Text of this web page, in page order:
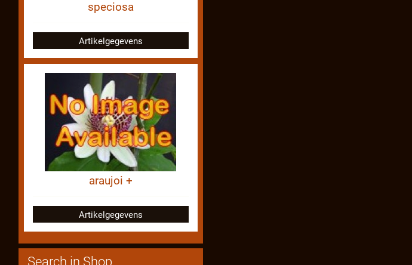
speciosa
Artikelgegevens
araujoi +
Artikelgegevens
Search in Shop